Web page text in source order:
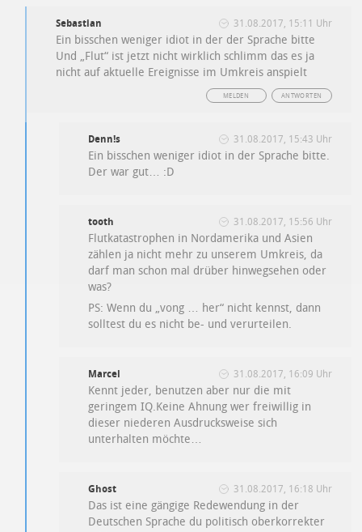
Sebastian 31.08.2017, 15:11 Uhr
Ein bisschen weniger idiot in der der Sprache bitte
Und „Flut“ ist jetzt nicht wirklich schlimm das es ja
nicht auf aktuelle Ereignisse im Umkreis anspielt
ANTWORTEN
MELDEN
Denn!s 31.08.2017, 15:43 Uhr
Ein bisschen weniger idiot in der Sprache bitte.
Der war gut… :D
tooth 31.08.2017, 15:56 Uhr
Flutkatastrophen in Nordamerika und Asien
zählen ja nicht mehr zu unserem Umkreis, da
darf man schon mal drüber hinwegsehen oder
was?
PS: Wenn du „vong … her“ nicht kennst, dann
solltest du es nicht be- und verurteilen.
Marcel 31.08.2017, 16:09 Uhr
Kennt jeder, benutzen aber nur die mit
geringem IQ.Keine Ahnung wer freiwillig in
dieser niederen Ausdrucksweise sich
unterhalten möchte…
Ghost 31.08.2017, 16:18 Uhr
Das ist eine gängige Redewendung in der
Deutschen Sprache du politisch oberkorrekter